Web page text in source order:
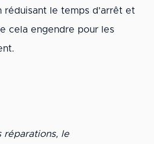
réduisant le temps d'arrêt et
cela engendre pour les
réparations, le